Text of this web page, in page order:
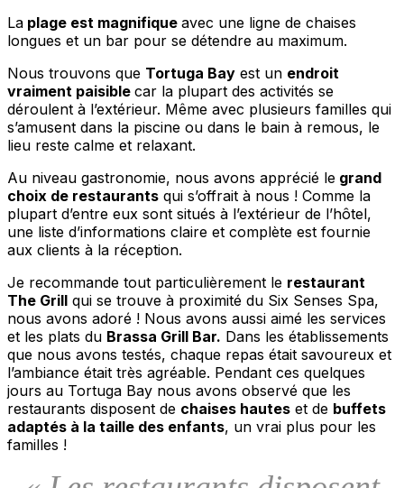
La plage est magnifique avec une ligne de chaises
longues et un bar pour se détendre au maximum.
Nous trouvons que Tortuga Bay est un endroit
vraiment paisible car la plupart des activités se
déroulent à l’extérieur. Même avec plusieurs familles qui
s’amusent dans la piscine ou dans le bain à remous, le
lieu reste calme et relaxant.
Au niveau gastronomie, nous avons apprécié le grand
choix de restaurants qui s’offrait à nous ! Comme la
plupart d’entre eux sont situés à l’extérieur de l’hôtel,
une liste d’informations claire et complète est fournie
aux clients à la réception.
Je recommande tout particulièrement le restaurant
The Grill qui se trouve à proximité du Six Senses Spa,
nous avons adoré ! Nous avons aussi aimé les services
et les plats du Brassa Grill Bar. Dans les établissements
que nous avons testés, chaque repas était savoureux et
l’ambiance était très agréable. Pendant ces quelques
jours au Tortuga Bay nous avons observé que les
restaurants disposent de chaises hautes et de buffets
adaptés à la taille des enfants, un vrai plus pour les
familles !